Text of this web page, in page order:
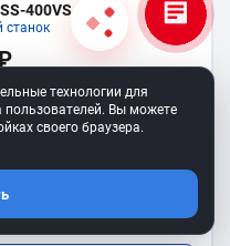
400VS
станок
BELMASH SS-
технологии для
пользователей. Вы можете
своего браузера.